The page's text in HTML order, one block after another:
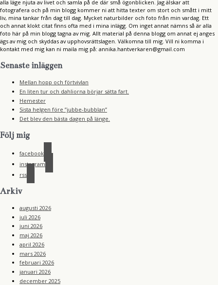
alla läge njuta av livet och samla på de där små ögonblicken. Jag älskar att
fotografera och på min blogg kommer ni att hitta texter om stort och smått i mitt
liv, mina tankar från dag till dag. Mycket naturbilder och foto från min vardag. Ett
och annat klokt citat finns ofta med i mina inlägg. Om inget annat nämns så är alla
foto här på min blogg tagna av mig. Allt material på denna blogg om annat ej anges
ägs av mig och skyddas av upphovsrättslagen. Välkomna till mig. Vill ni komma i
kontakt med mig kan ni maila mig på: annika.hantverkaren@gmail.com
Senaste inläggen
Mellan hopp och förtvivlan
En liten tur och dahliorna börjar sätta fart.
Hemester
Sista helgen före ”jubbe-bubblan”
Det blev den bästa dagen på länge.
Följ mig
facebook
instagram
rss
Arkiv
augusti 2026
juli 2026
juni 2026
maj 2026
april 2026
mars 2026
februari 2026
januari 2026
december 2025